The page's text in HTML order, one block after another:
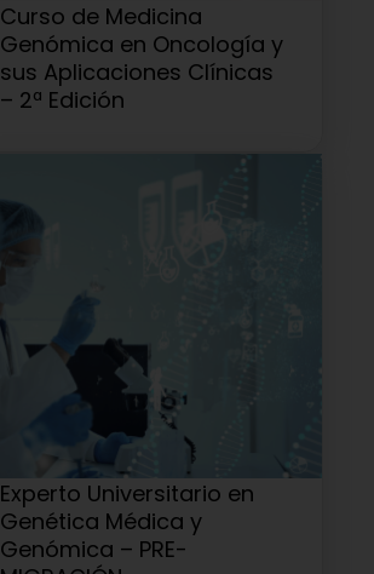
Curso de Medicina
Genómica en Oncología y
sus Aplicaciones Clínicas
– 2ª Edición
Experto Universitario en
Genética Médica y
Genómica – PRE-